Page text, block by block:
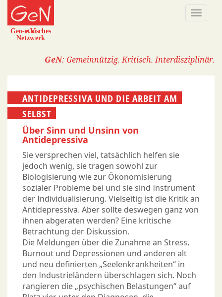
Direkt
zum
Inhalt
GeN: Gemeinnützig. Kritisch. Interdisziplinär.
ANTIDEPRESSIVA UND DIE ARBEIT AM
SELBST
Über Sinn und Unsinn von
Antidepressiva
Sie versprechen viel, tatsächlich helfen sie
jedoch wenig, sie tragen sowohl zur
Biologisierung wie zur Ökonomisierung
sozialer Probleme bei und sie sind Instrument
der Individualisierung. Vielseitig ist die Kritik an
Antidepressiva. Aber sollte deswegen ganz von
ihnen abgeraten werden? Eine kritische
Betrachtung der Diskussion.
Die Meldungen über die Zunahme an Stress,
Burnout und Depressionen und anderen alt
und neu definierten „Seelenkrankheiten“ in
den Industrieländern überschlagen sich. Noch
rangieren die „psychischen Belastungen“ auf